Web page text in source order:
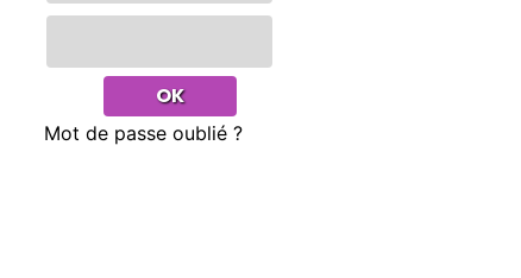
Mot de passe oublié ?